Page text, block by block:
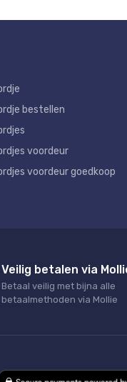
bestellen
voordeur
voordeur goedkoop
Veilig betalen via
Betaal veilig met bijna alle
betaalmethoden via Mollie